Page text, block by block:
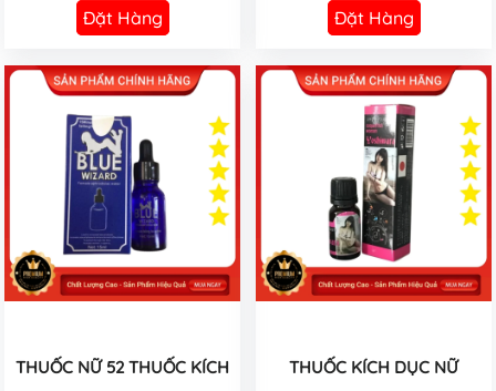
Đặt Hàng
Đặt Hàng
THUỐC NỮ 52 THUỐC KÍCH THUỐC KÍCH DỤC NỮ